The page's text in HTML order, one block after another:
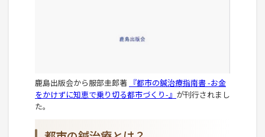
鹿島出版会から服部圭郎著 『都市の鍼治療指南書 -お金
をかけずに知恵で乗り切る都市づくり-』 が刊行されまし
た。